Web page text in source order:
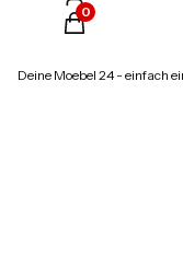
Produkte im
Deine Moebel 24 - einfach